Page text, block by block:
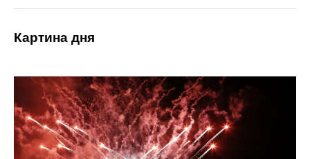
Картина дня